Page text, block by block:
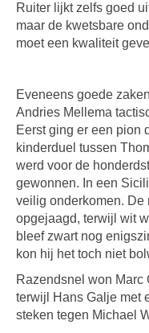
Ruiter lijkt zelfs goed
maar de kwetsbare
moet een kwaliteit
Eveneens goede
Andries Mellema
Eerst ging er een pion
kinderduel tussen
werd voor de
gewonnen. In een
veilig onderkomen. De
opgejaagd, terwijl wit
bleef zwart nog
kon hij het toch niet
Razendsnel won Marc
terwijl Hans Galje met
steken tegen Michael